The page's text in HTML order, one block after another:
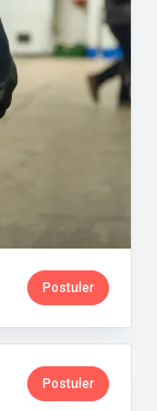
Postuler
Postuler